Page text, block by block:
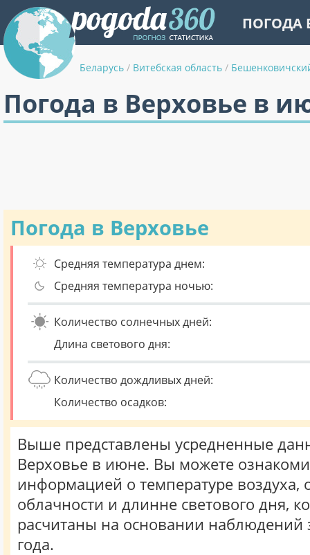
ПОГОДА
Беларусь / Витебская область /
Погода в Верховье в
Погода в Верховье
Средняя температура днем:
Средняя температура ночью:
Количество солнечных дней:
Длина светового дня:
Количество дождливых дней:
Количество осадков:
Выше представлены усредненные
Верховье в июне. Вы можете
информацией о температуре воздуха,
облачности и длинне светового дня,
расчитаны на основании наблюдений
года.